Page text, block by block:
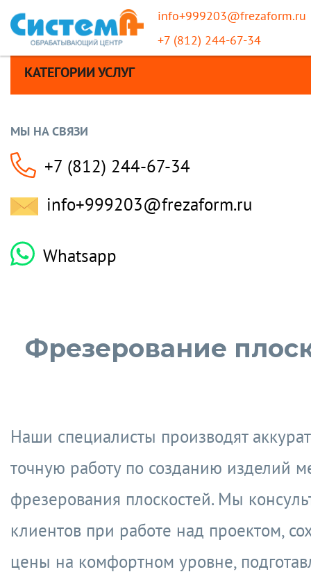
info+999203@frezaform.ru
+7 (812) 244-67-34
КАТЕГОРИИ УСЛУГ
МЫ НА СВЯЗИ
+7 (812) 244-67-34
info+999203@frezaform.ru
Whatsapp
Фрезерование
Наши специалисты производят
точную работу по созданию изделий
фрезерования плоскостей. Мы
клиентов при работе над проектом,
цены на комфортном уровне,